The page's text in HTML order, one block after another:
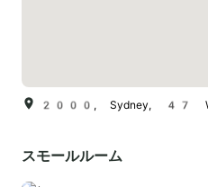
2000, Sydney, 47
スモールルーム